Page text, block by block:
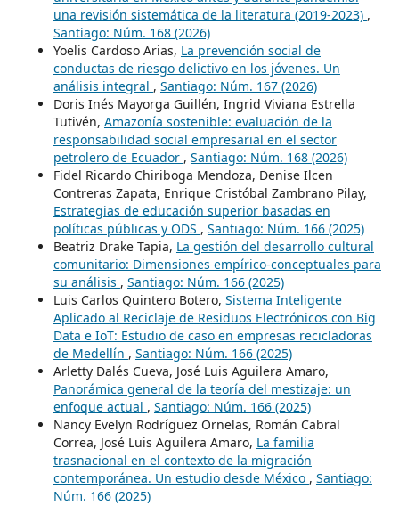
una revisión sistemática de la literatura (2019-2023) ,
Santiago: Núm. 168 (2026)
Yoelis Cardoso Arias, La prevención social de
conductas de riesgo delictivo en los jóvenes. Un
análisis integral , Santiago: Núm. 167 (2026)
Doris Inés Mayorga Guillén, Ingrid Viviana Estrella
Tutivén, Amazonía sostenible: evaluación de la
responsabilidad social empresarial en el sector
petrolero de Ecuador , Santiago: Núm. 168 (2026)
Fidel Ricardo Chiriboga Mendoza, Denise Ilcen
Contreras Zapata, Enrique Cristóbal Zambrano Pilay,
Estrategias de educación superior basadas en
políticas públicas y ODS , Santiago: Núm. 166 (2025)
Beatriz Drake Tapia, La gestión del desarrollo cultural
comunitario: Dimensiones empírico-conceptuales para
su análisis , Santiago: Núm. 166 (2025)
Luis Carlos Quintero Botero, Sistema Inteligente
Aplicado al Reciclaje de Residuos Electrónicos con Big
Data e IoT: Estudio de caso en empresas recicladoras
de Medellín , Santiago: Núm. 166 (2025)
Arletty Dalés Cueva, José Luis Aguilera Amaro,
Panorámica general de la teoría del mestizaje: un
enfoque actual , Santiago: Núm. 166 (2025)
Nancy Evelyn Rodríguez Ornelas, Román Cabral
Correa, José Luis Aguilera Amaro, La familia
trasnacional en el contexto de la migración
contemporánea. Un estudio desde México , Santiago:
Núm. 166 (2025)